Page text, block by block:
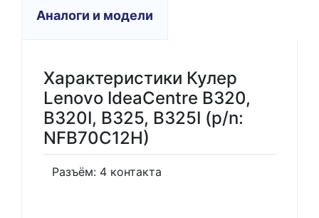
Аналоги и модели
Характеристики Кулер
Lenovo IdeaCentre B320,
B320I, B325, B325I (p/n:
NFB70C12H)
Разъём: 4 контакта